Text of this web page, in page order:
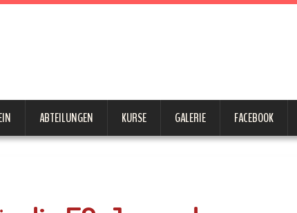
ABTEILUNGEN KURSE GALERIE FACEBOOK